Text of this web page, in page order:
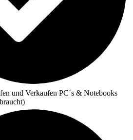
und Verkaufen PC´s & Notebooks